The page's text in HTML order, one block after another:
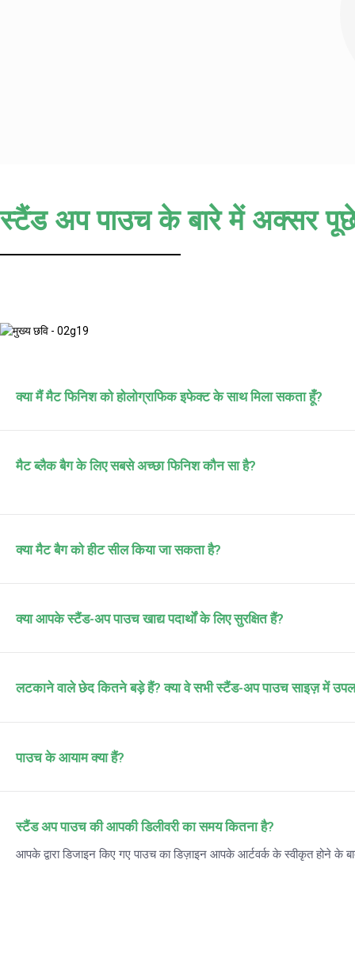
स्टैंड अप पाउच के बारे में अक्सर
क्या मैं मैट फिनिश को होलोग्राफिक इफेक्ट के साथ मिला सकता हूँ?
मैट ब्लैक बैग के लिए सबसे अच्छा फिनिश कौन सा है?
क्या मैट बैग को हीट सील किया जा सकता है?
क्या आपके स्टैंड-अप पाउच खाद्य पदार्थों के लिए सुरक्षित हैं?
लटकाने वाले छेद कितने बड़े हैं? क्या वे सभी स्टैंड-अप पाउच साइज़ में
पाउच के आयाम क्या हैं?
स्टैंड अप पाउच की आपकी डिलीवरी का समय कितना है?
आपके द्वारा डिजाइन किए गए पाउच का डिज़ाइन आपके आर्टवर्क के स्वीकृत होने के